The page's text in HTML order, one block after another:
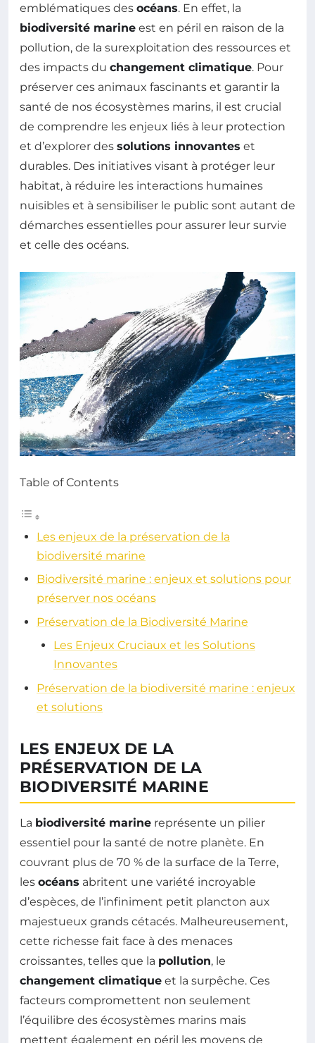
emblématiques des océans. En effet, la
biodiversité marine est en péril en raison de la
pollution, de la surexploitation des ressources et
des impacts du changement climatique. Pour
préserver ces animaux fascinants et garantir la
santé de nos écosystèmes marins, il est crucial
de comprendre les enjeux liés à leur protection
et d’explorer des solutions innovantes et
durables. Des initiatives visant à protéger leur
habitat, à réduire les interactions humaines
nuisibles et à sensibiliser le public sont autant de
démarches essentielles pour assurer leur survie
et celle des océans.
Table of Contents
Les enjeux de la préservation de la
biodiversité marine
Biodiversité marine : enjeux et solutions pour
préserver nos océans
Préservation de la Biodiversité Marine
Les Enjeux Cruciaux et les Solutions
Innovantes
Préservation de la biodiversité marine : enjeux
et solutions
LES ENJEUX DE LA
PRÉSERVATION DE LA
BIODIVERSITÉ MARINE
La biodiversité marine représente un pilier
essentiel pour la santé de notre planète. En
couvrant plus de 70 % de la surface de la Terre,
les océans abritent une variété incroyable
d’espèces, de l’infiniment petit plancton aux
majestueux grands cétacés. Malheureusement,
cette richesse fait face à des menaces
croissantes, telles que la pollution, le
changement climatique et la surpêche. Ces
facteurs compromettent non seulement
l’équilibre des écosystèmes marins mais
mettent également en péril les moyens de